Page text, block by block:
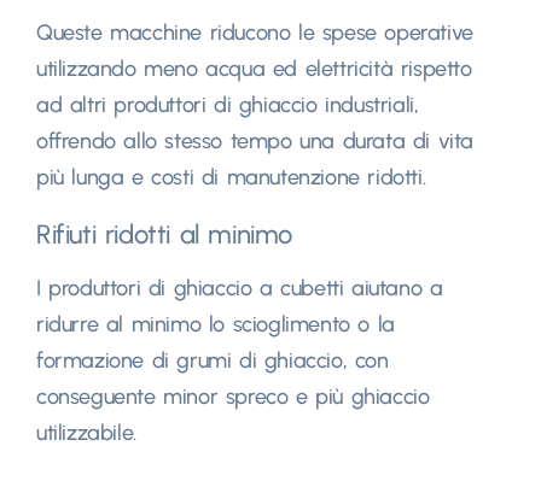
Queste macchine riducono le spese operative
utilizzando meno acqua ed elettricità rispetto
ad altri produttori di ghiaccio industriali,
offrendo allo stesso tempo una durata di vita
più lunga e costi di manutenzione ridotti.
Rifiuti ridotti al minimo
I produttori di ghiaccio a cubetti aiutano a
ridurre al minimo lo scioglimento o la
formazione di grumi di ghiaccio, con
conseguente minor spreco e più ghiaccio
utilizzabile.